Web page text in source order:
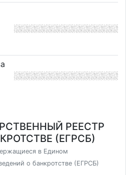
РЕЕСТР
(ЕГРСБ)
в Едином
о банкротстве (ЕГРСБ)